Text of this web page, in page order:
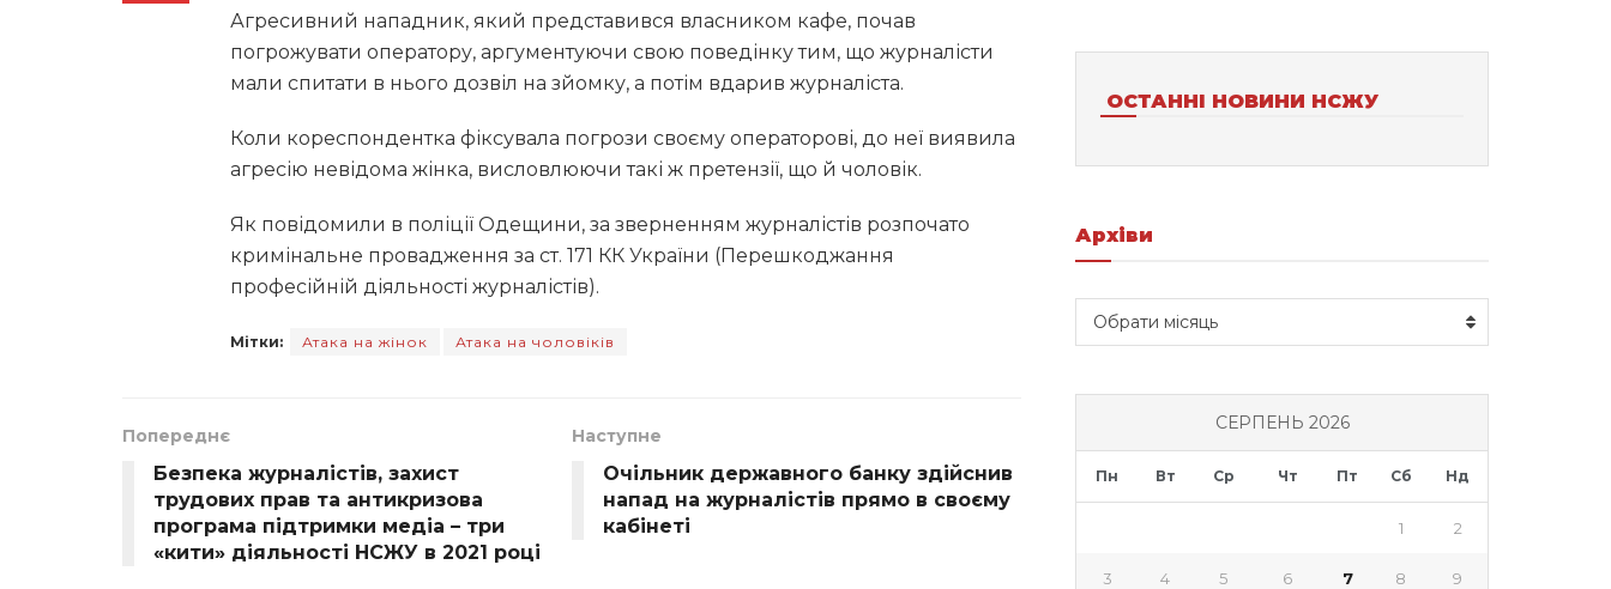
Агресивний нападник, який представився власником кафе, почав
погрожувати оператору, аргументуючи свою поведінку тим, що журналісти
мали спитати в нього дозвіл на зйомку, а потім вдарив журналіста.
Коли кореспондентка фіксувала погрози своєму операторові, до неї виявила
агресію невідома жінка, висловлюючи такі ж претензії, що й чоловік.
Як повідомили в поліції Одещини, за зверненням журналістів розпочато
кримінальне провадження за ст. 171 КК України (Перешкоджання
професійній діяльності журналістів).
Мітки: Атака на жінок Атака на чоловіків
Попереднє
Безпека журналістів, захист
трудових прав та антикризова
програма підтримки медіа – три
«кити» діяльності НСЖУ в 2021 році
Наступне
Очільник державного банку здійснив
напад на журналістів прямо в своєму
кабінеті
ОСТАННІ НОВИНИ НСЖУ
Архіви
Архіви
Обрати місяць
СЕРПЕНЬ 2026
Пн Вт Ср Чт Пт Сб Нд
1 2
3 4 5 6 7 8 9